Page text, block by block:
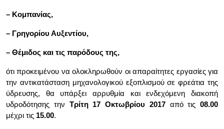
– Κομπανίας,
– Γρηγορίου Αυξεντίου,
– Θέμιδος και τις παρόδους της,
ότι προκειμένου να ολοκληρωθούν οι απαραίτητες εργασίες για
την αντικατάσταση μηχανολογικού εξοπλισμού σε φρεάτια της
ύδρευσης, θα υπάρξει αρρυθμία και ενδεχόμενη διακοπή
υδροδότησης την Τρίτη 17 Οκτωβρίου 2017από τις 08.00
μέχρι τις 15.00.